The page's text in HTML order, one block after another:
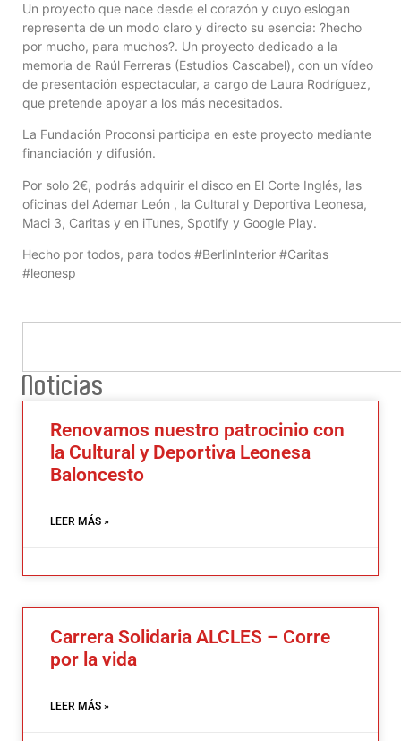
Un proyecto que nace desde el corazón y cuyo eslogan
representa de un modo claro y directo su esencia: ?hecho
por mucho, para muchos?. Un proyecto dedicado a la
memoria de Raúl Ferreras (Estudios Cascabel), con un vídeo
de presentación espectacular, a cargo de Laura Rodríguez,
que pretende apoyar a los más necesitados.
La Fundación Proconsi participa en este proyecto mediante
financiación y difusión.
Por solo 2€, podrás adquirir el disco en El Corte Inglés, las
oficinas del Ademar León , la Cultural y Deportiva Leonesa,
Maci 3, Caritas y en iTunes, Spotify y Google Play.
Hecho por todos, para todos #BerlinInterior #Caritas
#leonesp
Noticias
Renovamos nuestro patrocinio con
la Cultural y Deportiva Leonesa
Baloncesto
LEER MÁS »
Carrera Solidaria ALCLES – Corre
por la vida
LEER MÁS »